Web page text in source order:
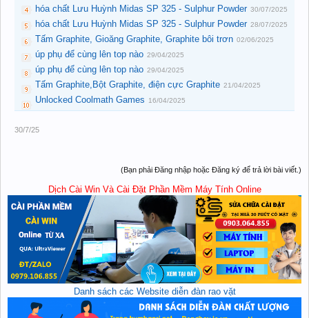
hóa chất Lưu Huỳnh Midas SP 325 - Sulphur Powder 30/07/2025
hóa chất Lưu Huỳnh Midas SP 325 - Sulphur Powder 28/07/2025
Tấm Graphite, Gioăng Graphite, Graphite bôi trơn 02/06/2025
úp phụ để cùng lên top nào 29/04/2025
úp phụ để cùng lên top nào 29/04/2025
Tấm Graphite,Bột Graphite, điện cực Graphite 21/04/2025
Unlocked Coolmath Games 16/04/2025
30/7/25
(Bạn phải Đăng nhập hoặc Đăng ký để trả lời bài viết.)
Dịch Cài Win Và Cài Đặt Phần Mềm Máy Tính Online
Danh sách các Website diễn đàn rao vặt